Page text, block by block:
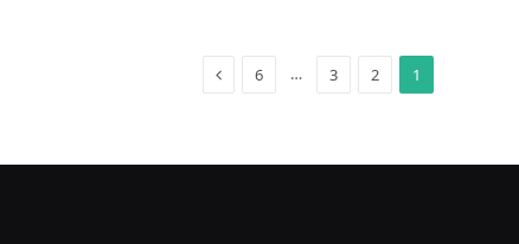
1
2
3
…
6 التالي